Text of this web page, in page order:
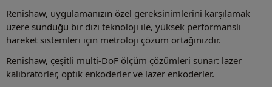
Renishaw, uygulamanızın özel gereksinimlerini karşılamak
üzere sunduğu bir dizi teknoloji ile, yüksek performanslı
hareket sistemleri için metroloji çözüm ortağınızdır.
Renishaw, çeşitli multi-DoF ölçüm çözümleri sunar: lazer
kalibratörler, optik enkoderler ve lazer enkoderler.